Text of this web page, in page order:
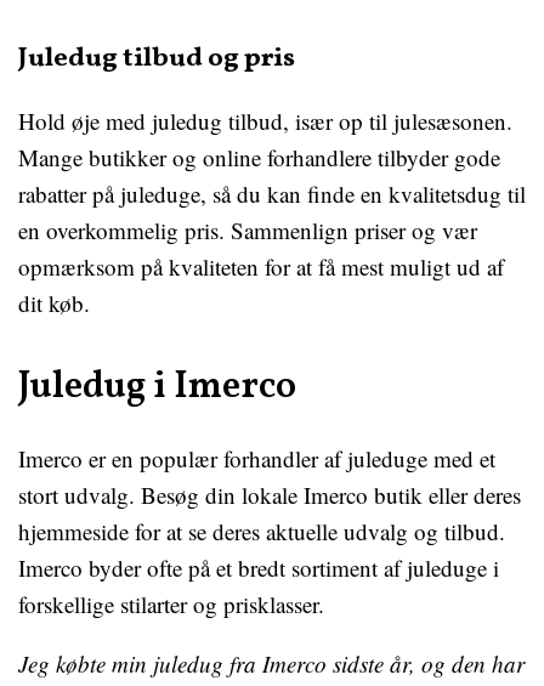
Juledug tilbud og pris
Hold øje med juledug tilbud, især op til julesæsonen.
Mange butikker og online forhandlere tilbyder gode
rabatter på juleduge, så du kan finde en kvalitetsdug til
en overkommelig pris. Sammenlign priser og vær
opmærksom på kvaliteten for at få mest muligt ud af
dit køb.
Juledug i Imerco
Imerco er en populær forhandler af juleduge med et
stort udvalg. Besøg din lokale Imerco butik eller deres
hjemmeside for at se deres aktuelle udvalg og tilbud.
Imerco byder ofte på et bredt sortiment af juleduge i
forskellige stilarter og prisklasser.
Jeg købte min juledug fra Imerco sidste år, og den har